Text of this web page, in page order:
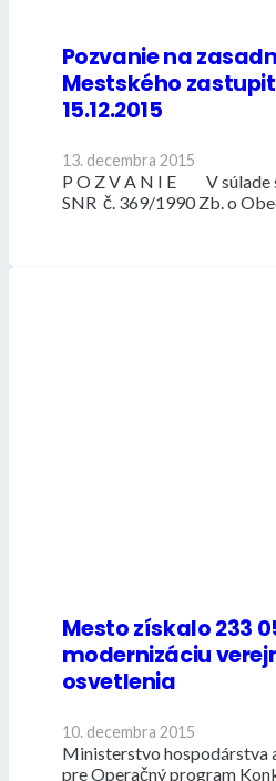
Pozvanie na
Mestského
15.12.2015
13. decembra 2015
P O Z V A N I E V súlade
SNR č. 369/1990 Zb. o
Mesto získalo 233
modernizáciu
osvetlenia
10. decembra 2015
Ministerstvo hospodárstva
pre Operačný program